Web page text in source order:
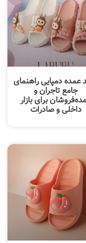
عمده دمپایی راهنمای
جامع تاجران و
برای بازار
داخلی و صادرات